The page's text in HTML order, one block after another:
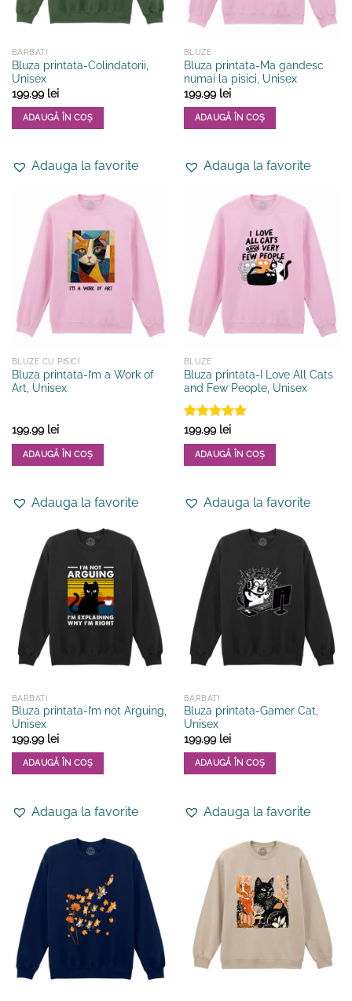
pagina
produsului.
pagina
produsului.
BARBATI
Bluza printata-Colindatorii,
Unisex
199.99 lei
ADAUGĂ ÎN COȘ
are
variații.
Opțiunile
alese
în
pagina
produsului.
Adauga la favorite
BLUZE
Bluza printata-Ma gandesc
numai la pisici, Unisex
199.99 lei
ADAUGĂ ÎN COȘ
are
variații.
Opțiunile
alese
în
pagina
produsului.
Adauga la favorite
BLUZE CU PISICI
Bluza printata-I’m a Work of
Art, Unisex
199.99 lei
ADAUGĂ ÎN COȘ
are
variații.
Opțiunile
alese
în
pagina
Adauga la favorite
BLUZE
Bluza printata-I Love All Cats
and Few People, Unisex
Evaluat la
5din 5
199.99 lei
ADAUGĂ ÎN COȘ
are
variații.
Opțiunile
alese
în
pagina
Adauga la favorite
BARBATI
Bluza printata-I’m not Arguing,
Unisex
199.99 lei
ADAUGĂ ÎN COȘ
are
variații.
Opțiunile
alese
în
pagina
produsului.
Adauga la favorite
BARBATI
Bluza printata-Gamer Cat,
Unisex
199.99 lei
ADAUGĂ ÎN COȘ
are
variații.
Opțiunile
alese
pagina
Adauga la favorite